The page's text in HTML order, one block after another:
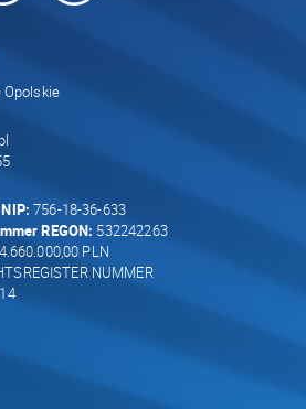
Opolskie
756-18-36-633
REGON: 532242263
4.660.000,00 PLN
NUMMER